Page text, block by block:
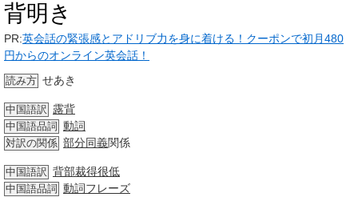
背明き
PR:英会話の緊張感とアドリブ力を身に着ける！クーポンで初月480
円からのオンライン英会話！
読み方 せあき
中国語訳 露背
中国語品詞 動詞
対訳の関係 部分同義関係
中国語訳 背部裁得很低
中国語品詞 動詞フレーズ